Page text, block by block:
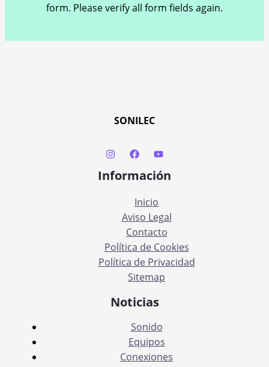
form. Please verify all form fields again.
SONILEC
Información
Inicio
Aviso Legal
Contacto
Política de Cookies
Política de Privacidad
Sitemap
Noticias
Sonido
Equipos
Conexiones